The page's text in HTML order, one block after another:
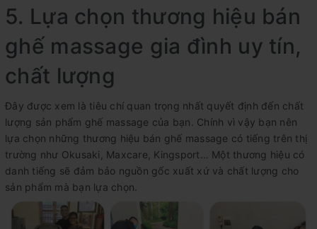
5. Lựa chọn thương hiệu bán
ghế massage gia đình uy tín,
chất lượng
Đây được xem là tiêu chí quan trọng nhất quyết định đến chất
lượng sản phẩm ghế massage của bạn. Chính vì vậy bạn nên
lựa chọn những thương hiệu bán ghế massage có tiếng trên thị
trường như Okusaki, Maxcare, Kingsport… Một thương hiệu có
danh tiếng sẽ đảm bảo nguồn gốc xuất xứ và chất lượng cho
sản phẩm mà bạn lựa chọn.